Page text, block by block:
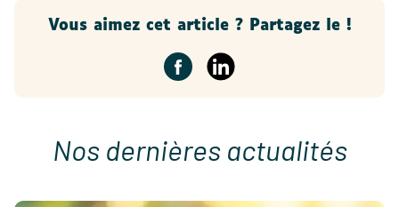
Vous aimez cet article ? Partagez le !
Nos dernières actualités